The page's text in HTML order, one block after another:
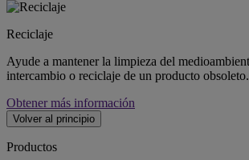
Reciclaje
Ayude a mantener la limpieza del
intercambio o reciclaje de un producto obsoleto.
Obtener más información
Volver al principio
Productos